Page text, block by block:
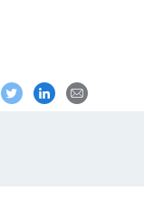
Condividi questa pagina
Condividi questa
Condividi